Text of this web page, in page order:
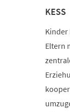
KESS
Kinder
Eltern